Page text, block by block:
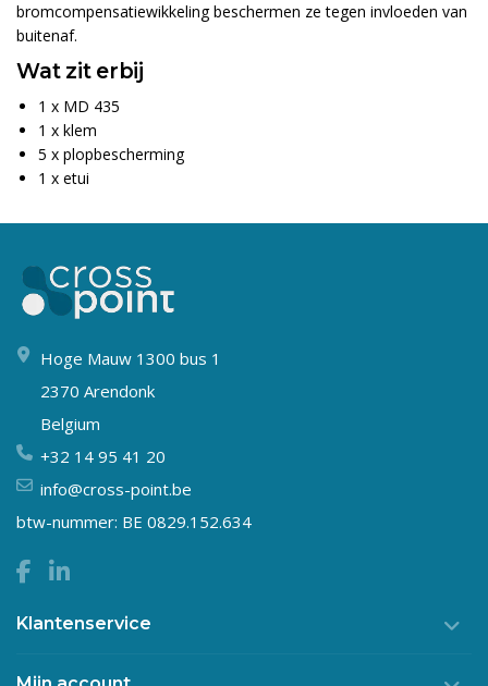
bromcompensatiewikkeling beschermen ze tegen invloeden van
buitenaf.
Wat zit erbij
1 x MD 435
1 x klem
5 x plopbescherming
1 x etui
Hoge Mauw 1300 bus 1
2370 Arendonk
Belgium
+32 14 95 41 20
info@cross-point.be
btw-nummer: BE 0829.152.634
Klantenservice